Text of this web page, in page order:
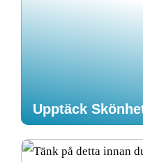
Upptäck